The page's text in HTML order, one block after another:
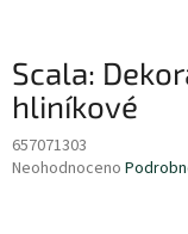
Scala:
hliníkové
657071303
Průměrné
Neohodnoceno